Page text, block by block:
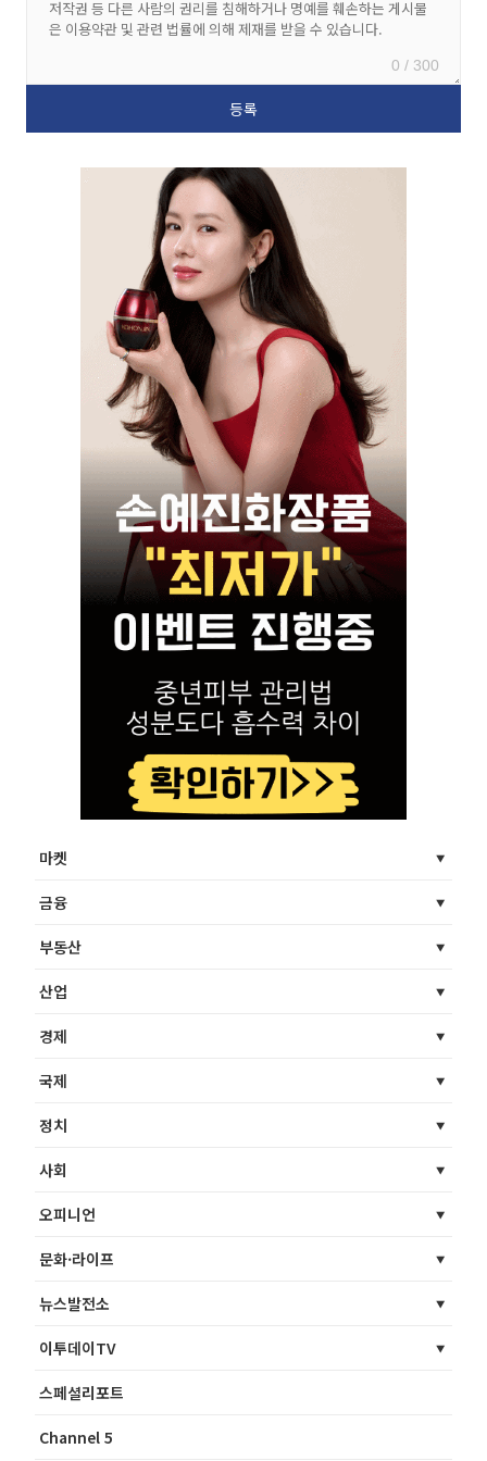
0 / 300
마켓
금융
부동산
산업
경제
국제
정치
사회
오피니언
문화·라이프
뉴스발전소
이투데이TV
스페셜리포트
Channel 5